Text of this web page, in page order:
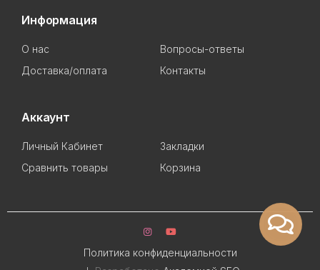
Информация
О нас
Вопросы-ответы
Доставка/оплата
Контакты
Аккаунт
Личный Кабинет
Закладки
Сравнить товары
Корзина
Политика конфиденциальности